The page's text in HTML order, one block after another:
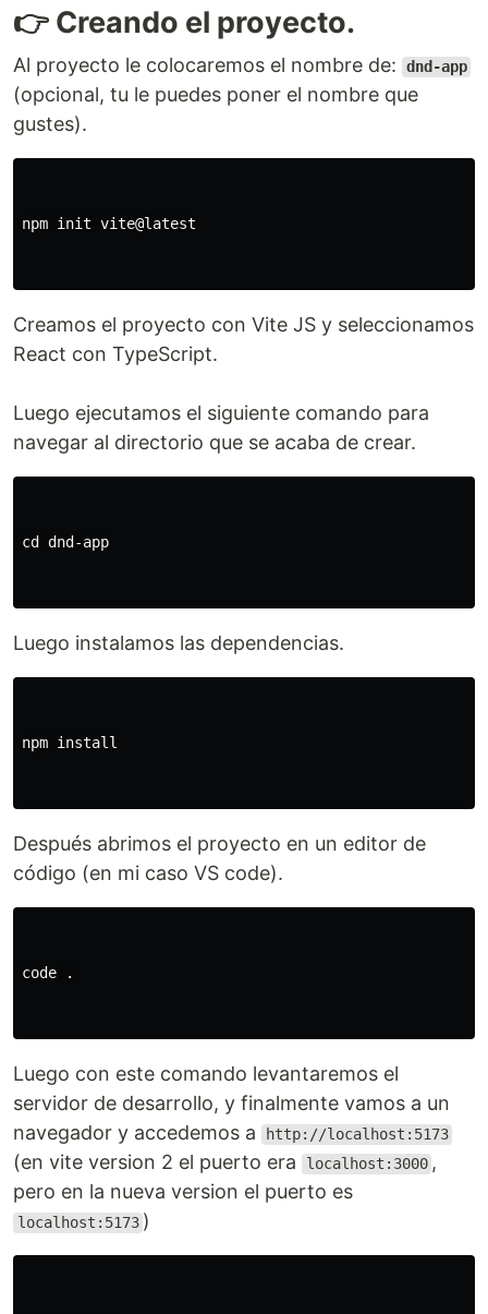
👉 Creando el proyecto.
Al proyecto le colocaremos el nombre de: dnd-app
(opcional, tu le puedes poner el nombre que
gustes).
npm init vite@latest
Creamos el proyecto con Vite JS y seleccionamos
React con TypeScript.
Luego ejecutamos el siguiente comando para
navegar al directorio que se acaba de crear.
cd dnd-app
Luego instalamos las dependencias.
npm install
Después abrimos el proyecto en un editor de
código (en mi caso VS code).
code .
Luego con este comando levantaremos el
servidor de desarrollo, y finalmente vamos a un
navegador y accedemos a
http://localhost:5173
(en vite version 2 el puerto era localhost:3000 ,
pero en la nueva version el puerto es
localhost:5173 )